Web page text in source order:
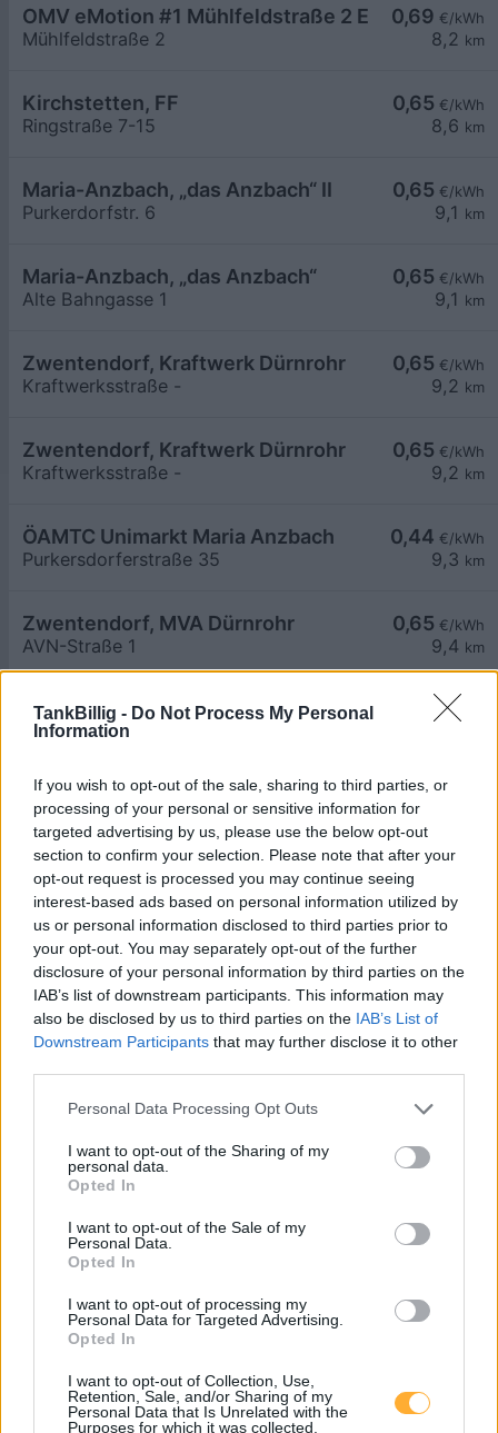
TankBillig - Do Not Process My Personal
Information
If you wish to opt-out of the sale, sharing to third parties, or
processing of your personal or sensitive information for
targeted advertising by us, please use the below opt-out
section to confirm your selection. Please note that after your
opt-out request is processed you may continue seeing
interest-based ads based on personal information utilized by
us or personal information disclosed to third parties prior to
your opt-out. You may separately opt-out of the further
disclosure of your personal information by third parties on the
IAB’s list of downstream participants. This information may
also be disclosed by us to third parties on the IAB’s List of
Downstream Participants that may further disclose it to other
Personal Data Processing Opt Outs
I want to opt-out of the Sharing of my
personal data.
Opted In
I want to opt-out of the Sale of my
Personal Data.
Opted In
I want to opt-out of processing my
Personal Data for Targeted Advertising.
Opted In
I want to opt-out of Collection, Use,
Retention, Sale, and/or Sharing of my
Personal Data that Is Unrelated with the
Purposes for which it was collected.
0,69 €/kWh
8,2 km
OMV eMotion #1 Mühlfeldstraße 2 Einsiedl
Mühlfeldstraße 2
0,65 €/kWh
8,6 km
Kirchstetten, FF
Ringstraße 7-15
0,65 €/kWh
9,1 km
Maria-Anzbach, „das Anzbach“ II
Purkerdorfstr. 6
0,65 €/kWh
9,1 km
Maria-Anzbach, „das Anzbach“
Alte Bahngasse 1
0,65 €/kWh
9,2 km
Zwentendorf, Kraftwerk Dürnrohr
Kraftwerksstraße -
0,65 €/kWh
9,2 km
Zwentendorf, Kraftwerk Dürnrohr
Kraftwerksstraße -
0,44 €/kWh
9,3 km
ÖAMTC Unimarkt Maria Anzbach
Purkersdorferstraße 35
0,65 €/kWh
9,4 km
Zwentendorf, MVA Dürnrohr
AVN-Straße 1
€/kWh
Zwentendorf, MVA Dürnrohr
AVN-Straße 1
0,65
Zwentendorf, MVA Dürnrohr
AVN-Straße 1
0,65
9,4
Zwentendorf, MVA Dürnrohr
AVN-Straße 1
0,65€/kWh
9,5
Pixendorf, Wohnbau 1
Akazienweg 1
9,5
ÖBB Maria Anzbach P&R
Bahnhofplatz 1
0,65
Pixendorf, Wohnbau 3
Rosenhügelstraße 1
0,65
Pixendorf, Wohnbau 2
Akazienweg 3
0,65
Pixendorf, Wohnbau 4
Rosenhügelstraße 3
0,65
Pixendorf, Sonnenblumenstr. 12
Sonnenblumenstraße 12